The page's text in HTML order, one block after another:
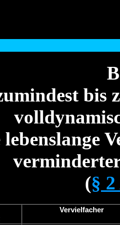
bis
lebenslange
(§
Vervielfacher